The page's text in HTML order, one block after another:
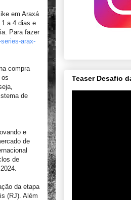
em Araxá
a 4 dias e
Para fazer
series-arax-
compra
de
e
de
de
da etapa
(RJ). Além
Teaser Desafio